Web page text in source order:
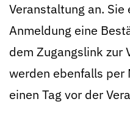
Veranstaltung an.
Anmeldung eine
dem Zugangslink zur
werden ebenfalls per
einen Tag vor der